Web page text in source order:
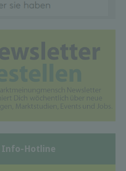
Info-Hotline